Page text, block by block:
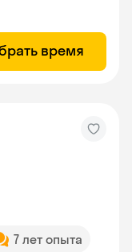
время
7 лет опыта